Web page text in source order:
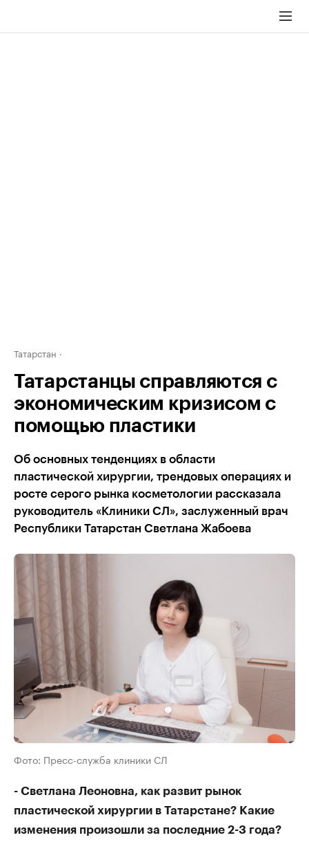
Татарстан
Татарстанцы справляются с
экономическим кризисом с
помощью пластики
Об основных тенденциях в области
пластической хирургии, трендовых операциях и
росте серого рынка косметологии рассказала
руководитель «Клиники СЛ», заслуженный врач
Республики Татарстан Светлана Жабоева
Фото: Пресс-служба клиники СЛ
- Светлана Леоновна, как развит рынок
пластической хирургии в Татарстане? Какие
изменения произошли за последние 2-3 года?